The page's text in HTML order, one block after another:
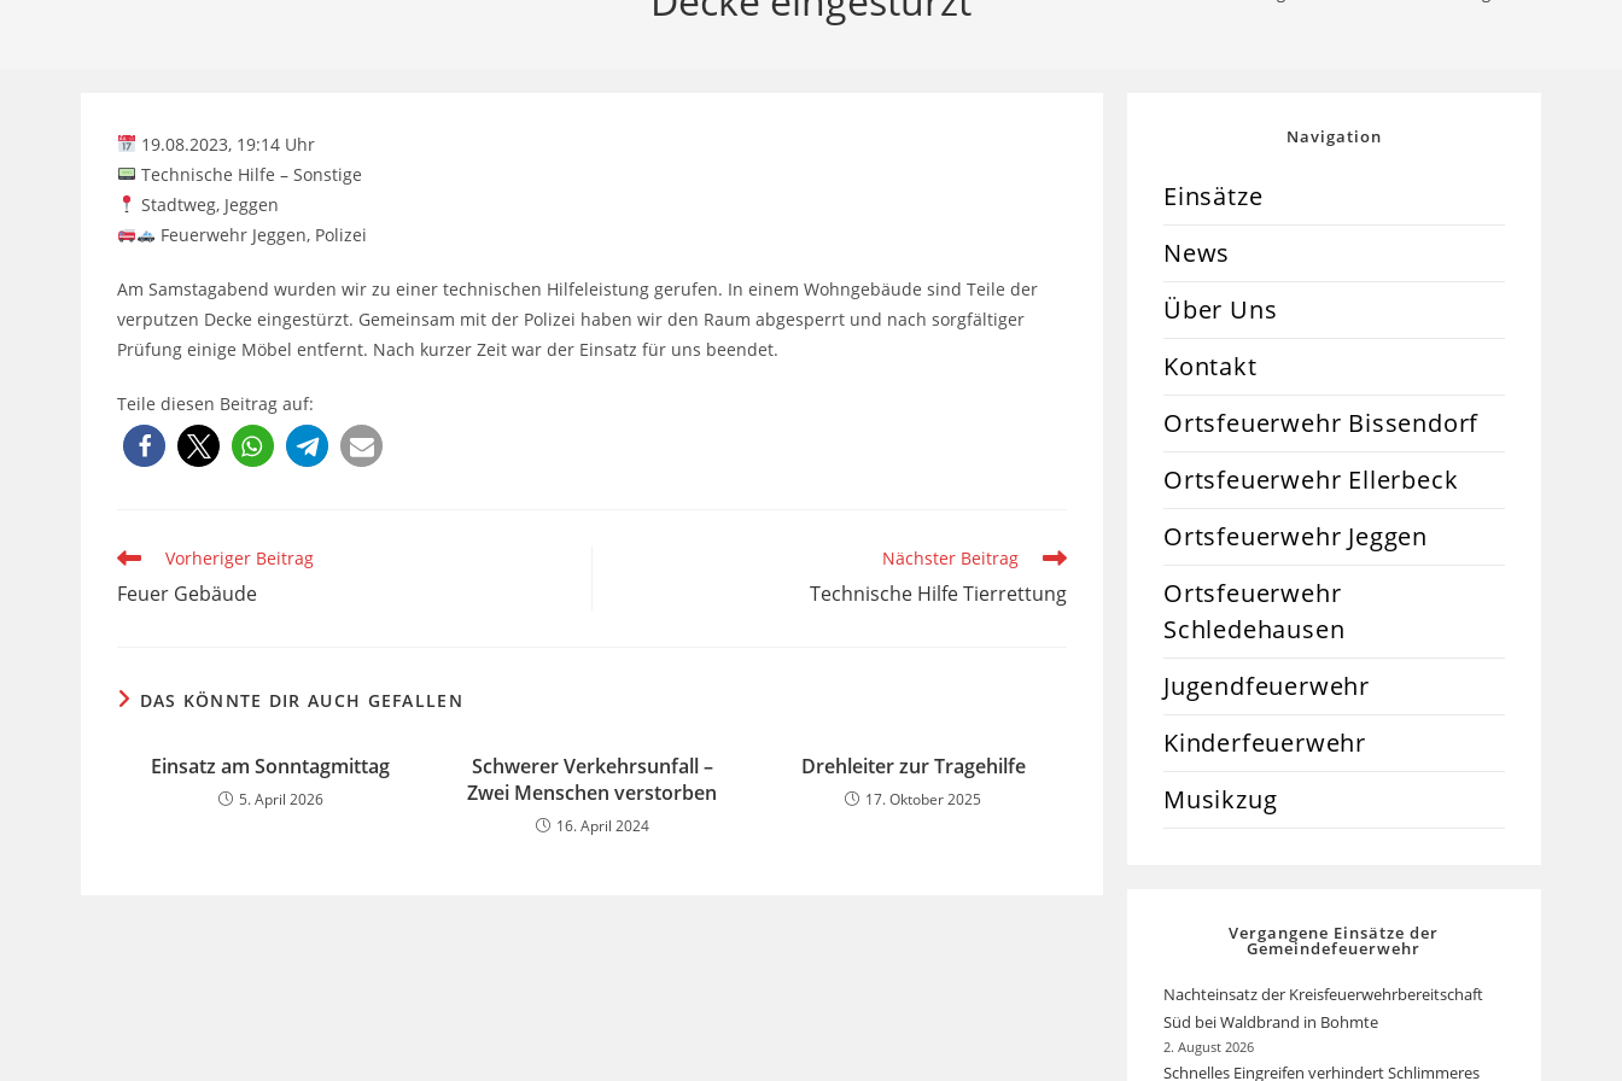
19.08.2023, 19:14 Uhr
Technische Hilfe – Sonstige
Stadtweg, Jeggen
Feuerwehr Jeggen, Polizei
Am Samstagabend wurden wir zu einer technischen Hilfeleistung gerufen. In einem Wohngebäude sind Teile der
verputzen Decke eingestürzt. Gemeinsam mit der Polizei haben wir den Raum abgesperrt und nach sorgfältiger
Prüfung einige Möbel entfernt. Nach kurzer Zeit war der Einsatz für uns beendet.
Teile diesen Beitrag auf:
Weitere
ansehen
Vorheriger Beitrag
Feuer Gebäude
Nächster Beitrag
Technische Hilfe Tierrettung
DAS KÖNNTE DIR AUCH GEFALLEN
Einsatz am Sonntagmittag
5. April 2026
Schwerer Verkehrsunfall –
Zwei Menschen verstorben
16. April 2024
Drehleiter zur Tragehilfe
17. Oktober 2025
Navigation
Einsätze
News
Über Uns
Kontakt
Ortsfeuerwehr Bissendorf
Ortsfeuerwehr Ellerbeck
Ortsfeuerwehr Jeggen
Ortsfeuerwehr
Schledehausen
Jugendfeuerwehr
Kinderfeuerwehr
Musikzug
Vergangene Einsätze der
Gemeindefeuerwehr
Nachteinsatz der Kreisfeuerwehrbereitschaft
Süd bei Waldbrand in Bohmte
2. August 2026
Schnelles Eingreifen verhindert Schlimmeres